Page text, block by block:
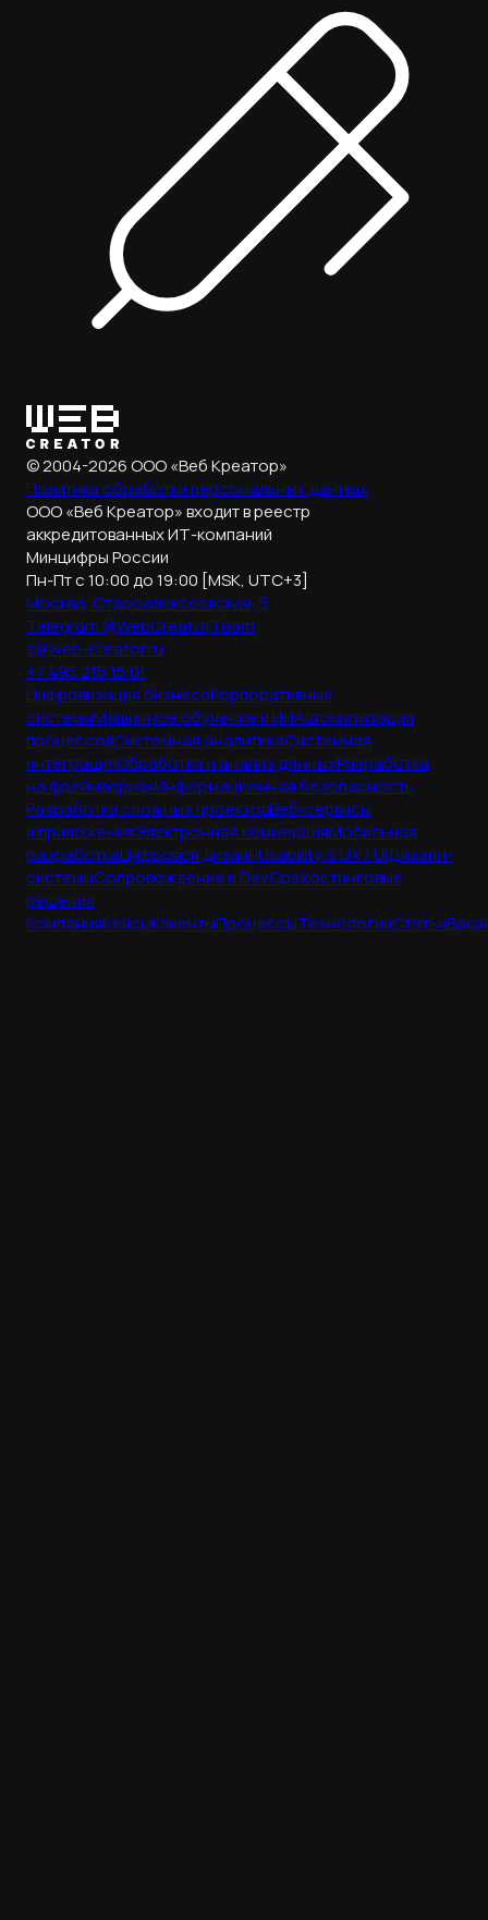
© 2004-2026 ООО «Веб Креатор»
Политика обработкиперсональных данных
ООО «Веб Креатор» входит в реестр
аккредитованных ИТ-компаний
Минцифры России
Пн-Пт с 10:00 до 19:00 [MSK, UTC+3]
Москва, Староалексеевская, 5
Telegram @WebCreatorTeam
s@web-creator.ru
+7 495 215 15 01
Цифровизация бизнесаКорпоративные
системыМашинное обучение и ИИАвтоматизация
процессовСистемная аналитикаСистемная
интеграцияОбработка и анализ данныхРазработка
на фреймворкахИнформационная безопасность
Разработка сложных проектовВеб-сервисы
и приложенияЭлектронная коммерцияМобильная
разработкаЦифровой дизайнUsability & UX / UIДизайн-
системыСопровождение и DevOpsХостинговые
решения
КомпанияКейсыКлиентыПроцессыТехнологииСтатьи